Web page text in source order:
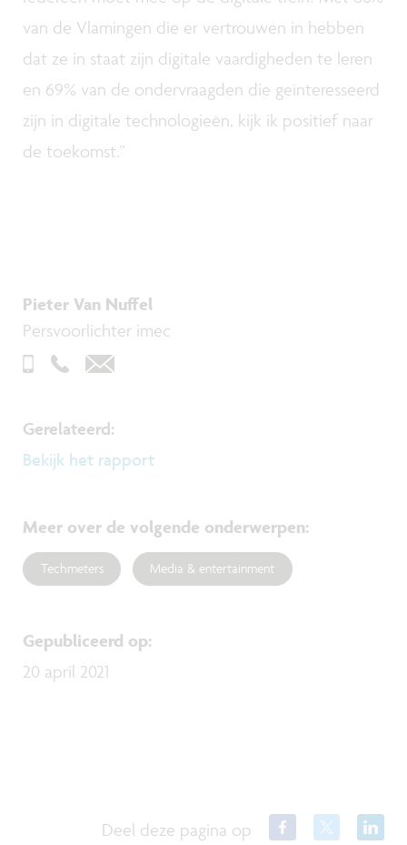
van de Vlamingen die er vertrouwen in hebben
dat ze in staat zijn digitale vaardigheden te leren
en 69% van de ondervraagden die geïnteresseerd
zijn in digitale technologieën, kijk ik positief naar
de toekomst.”
Pieter Van Nuffel
Persvoorlichter imec
Gerelateerd:
Bekijk het rapport
Meer over de volgende onderwerpen:
Techmeters Media & entertainment
Gepubliceerd op:
20 april 2021
Deel deze pagina op